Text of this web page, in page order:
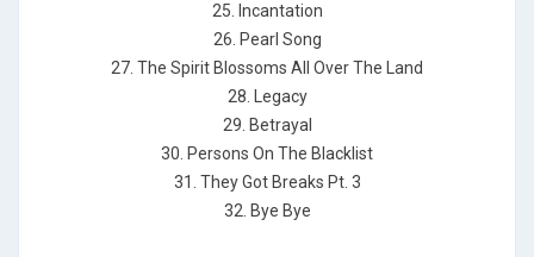
25. Incantation
26. Pearl Song
27. The Spirit Blossoms All Over The Land
28. Legacy
29. Betrayal
30. Persons On The Blacklist
31. They Got Breaks Pt. 3
32. Bye Bye